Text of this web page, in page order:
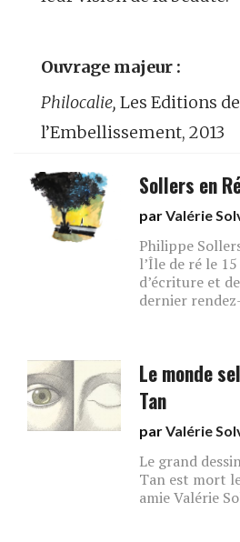
Ouvrage majeur :
Philocalie, Les Editions de
l’Embellissement, 2013
Sollers en
parValérie
Philippe
l’Île de ré le
d’écriture et
dernier
Le monde
Tan
parValérie
Le grand
Tan est mort
amie Valérie